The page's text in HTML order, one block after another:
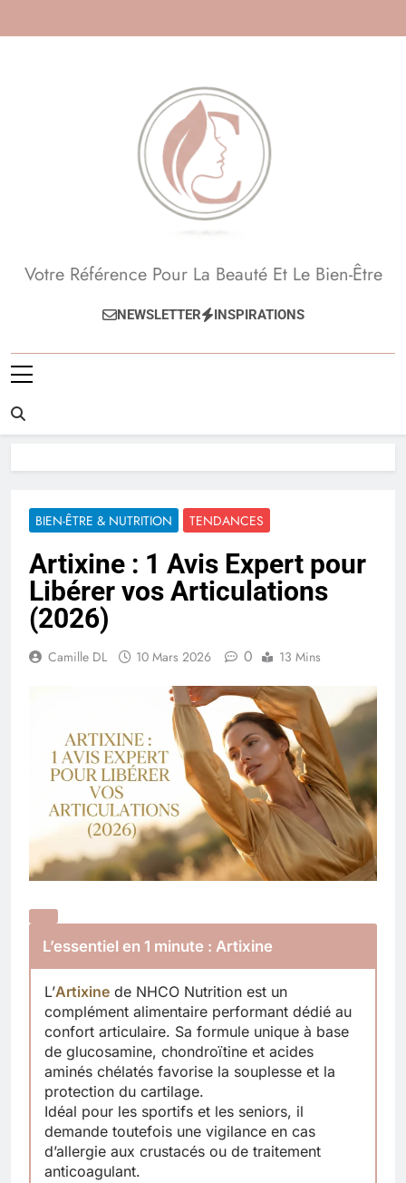
Beauté, Esthétique,
Anti-Âge
Votre Référence Pour La Beauté Et Le Bien-Être
NEWSLETTER INSPIRATIONS
BIEN-ÊTRE & NUTRITION TENDANCES
Artixine : 1 Avis Expert pour
Libérer vos Articulations
(2026)
Camille DL 10 Mars 2026 0 13 Mins
L’essentiel en 1 minute : Artixine
L’Artixine de NHCO Nutrition est un
complément alimentaire performant dédié au
confort articulaire. Sa formule unique à base
de glucosamine, chondroïtine et acides
aminés chélatés favorise la souplesse et la
protection du cartilage.
Idéal pour les sportifs et les seniors, il
demande toutefois une vigilance en cas
d’allergie aux crustacés ou de traitement
anticoagulant.